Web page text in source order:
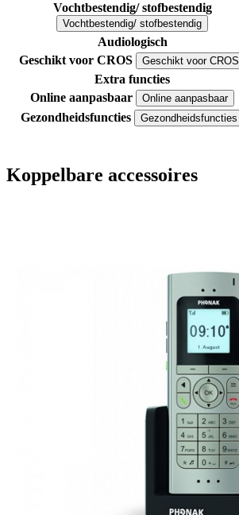
Vochtbestendig/ stofbestendig
Vochtbestendig/ stofbestendig
Audiologisch
Geschikt voor CROS
Geschikt voor CROS
Extra functies
Online aanpasbaar
Online aanpasbaar
Gezondheidsfuncties
Gezondheidsfuncties
Koppelbare accessoires